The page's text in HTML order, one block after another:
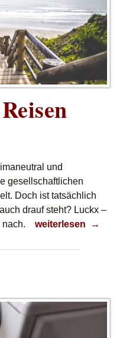
und
gesellschaftlichen
Doch ist tatsächlich
drauf steht? Luckx –
Nachhaltiges
weiterlesen →